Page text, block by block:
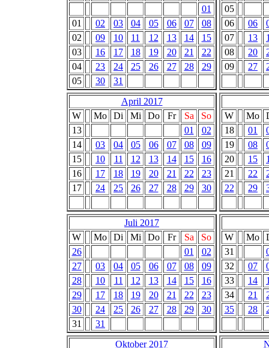
01
01
02 03 04 05 06 07
08
02
09 10 11 12 13 14
15
03
16 17 18 19 20 21
22
04
23 24 25 26 27 28
29
05
30 31
05
06
06
07
13
08
20
09
27
April 2017
W
Mo Di Mi Do Fr Sa
So
13
01
02
14
03 04 05 06 07 08
09
15
10 11 12 13 14 15
16
16
17 18 19 20 21 22
23
17
24 25 26 27 28 29 30
W Mo
18
01
19
08
20
15
21
22
22
29
Juli 2017
W
Mo Di Mi Do Fr Sa
So
26
01
02
27
03 04 05 06 07 08
09
28
10 11 12 13 14 15
16
29
17 18 19 20 21 22
23
30
24 25 26 27 28 29
30
31
31
W Mo
31
32
07
33
14
34
21
35
28
Oktober 2017